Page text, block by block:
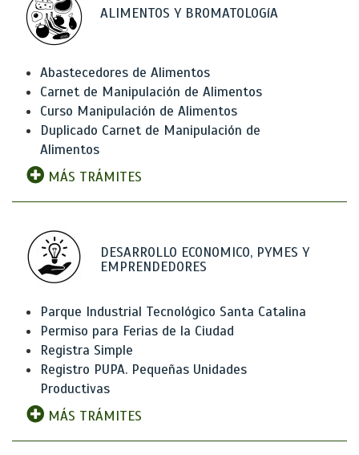
ALIMENTOS Y BROMATOLOGíA
Abastecedores de Alimentos
Carnet de Manipulación de Alimentos
Curso Manipulación de Alimentos
Duplicado Carnet de Manipulación de
Alimentos
MÁS TRÁMITES
DESARROLLO ECONOMICO, PYMES Y
EMPRENDEDORES
Parque Industrial Tecnológico Santa Catalina
Permiso para Ferias de la Ciudad
Registra Simple
Registro PUPA. Pequeñas Unidades
Productivas
MÁS TRÁMITES